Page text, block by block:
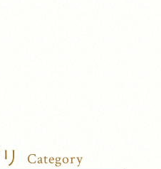
Category